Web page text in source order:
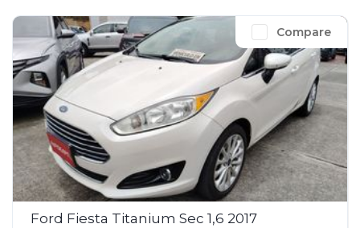
Compare
Ford Fiesta Titanium Sec 1,6 2017